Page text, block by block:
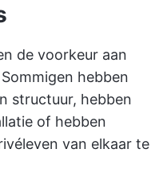
de voorkeur aan
hebben
structuur, hebben
of hebben
van elkaar te